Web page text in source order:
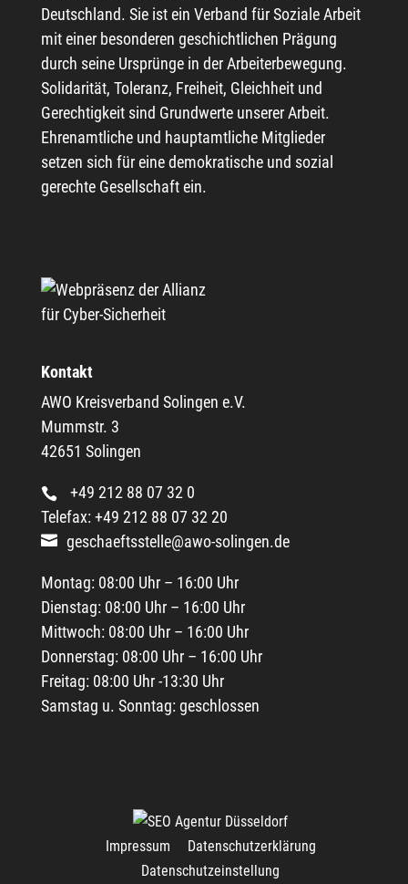
Deutschland. Sie ist ein Verband für Soziale Arbeit
mit einer besonderen geschichtlichen Prägung
durch seine Ursprünge in der Arbeiterbewegung.
Solidarität, Toleranz, Freiheit, Gleichheit und
Gerechtigkeit sind Grundwerte unserer Arbeit.
Ehrenamtliche und hauptamtliche Mitglieder
setzen sich für eine demokratische und sozial
gerechte Gesellschaft ein.
Kontakt
AWO Kreisverband Solingen e.V.
Mummstr. 3
42651 Solingen
+49 212 88 07 32 0
Telefax: +49 212 88 07 32 20
geschaeftsstelle@awo-solingen.de
Montag: 08:00 Uhr – 16:00 Uhr
Dienstag: 08:00 Uhr – 16:00 Uhr
Mittwoch: 08:00 Uhr – 16:00 Uhr
Donnerstag: 08:00 Uhr – 16:00 Uhr
Freitag: 08:00 Uhr -13:30 Uhr
Samstag u. Sonntag: geschlossen
Impressum
Datenschutzerklärung
Datenschutzeinstellung